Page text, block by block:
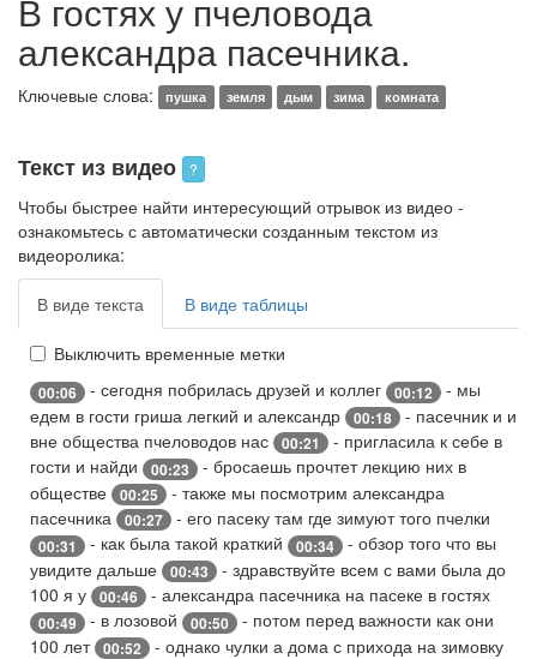
В гостях у пчеловода
александра пасечника.
Ключевые слова: пушка земля дым зима комната
Текст из видео ?
Чтобы быстрее найти интересующий отрывок из видео -
ознакомьтесь с автоматически созданным текстом из
видеоролика:
В виде текста В виде таблицы
Выключить временные метки
00:06 - сегодня побрилась друзей и коллег 00:12
- мы
едем в гости гриша легкий и александр
00:18
- пасечник и и
вне общества пчеловодов нас
00:21
- пригласила к себе в
гости и найди
00:23
- бросаешь прочтет лекцию них в
обществе
00:25
- также мы посмотрим александра
пасечника
00:27 - его пасеку там где зимуют того пчелки
00:31 - как была такой краткий 00:34
- обзор того что вы
увидите дальше
00:43
- здравствуйте всем с вами была до
100 я у
00:46 - александра пасечника на пасеке в гостях
00:49 - в лозовой 00:50
- потом перед важности как они
100 лет 00:52 - однако чулки а дома с прихода на зимовку